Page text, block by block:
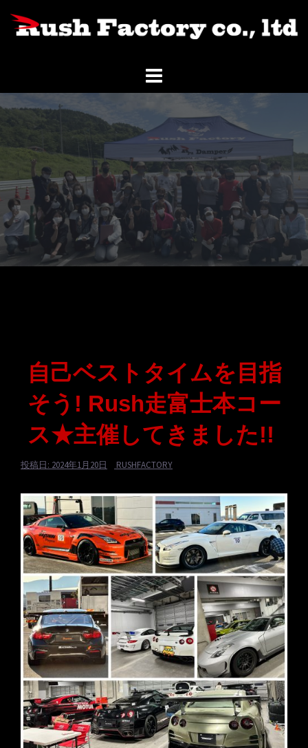
コ
ツ
ス
ッ
プ
自己ベストタイムを目指
そう! Rush走富士本コー
ス★主催してきました!!
投稿日: 2024年1月20日 RUSHFACTORY